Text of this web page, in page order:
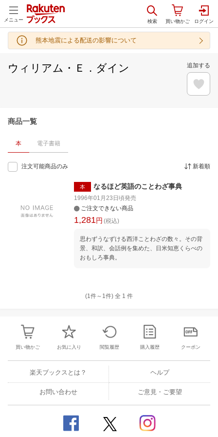
メニュー
熊本地震による配送の影響について
ウィリアム・Ｅ．ダイン 追加する
商品一覧
本 電子書籍
注文可能商品のみ 新着順
本 なるほど英語のことわざ事典
1996年01月23日頃発売
ご注文できない商品
1,281円 (税込)
思わずうなずける西洋ことわざの数々。その背
景、和訳、会話例を集めた、日米知恵くらべの
おもしろ事典。
(1件～ 1件) 全 1 件
買い物かご お気に入り 閲覧履歴 購入履歴 クーポン
楽天ブックスとは？ ヘルプ
お問い合わせ ご意見・ご要望